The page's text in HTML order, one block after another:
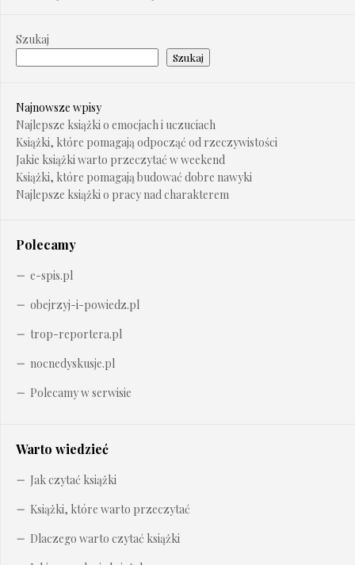
Szukaj
Szukaj
Najnowsze wpisy
Najlepsze książki o emocjach i uczuciach
Książki, które pomagają odpocząć od rzeczywistości
Jakie książki warto przeczytać w weekend
Książki, które pomagają budować dobre nawyki
Najlepsze książki o pracy nad charakterem
Polecamy
e-spis.pl
obejrzyj-i-powiedz.pl
trop-reportera.pl
nocnedyskusje.pl
Polecamy w serwisie
Warto wiedzieć
Jak czytać książki
Książki, które warto przeczytać
Dlaczego warto czytać książki